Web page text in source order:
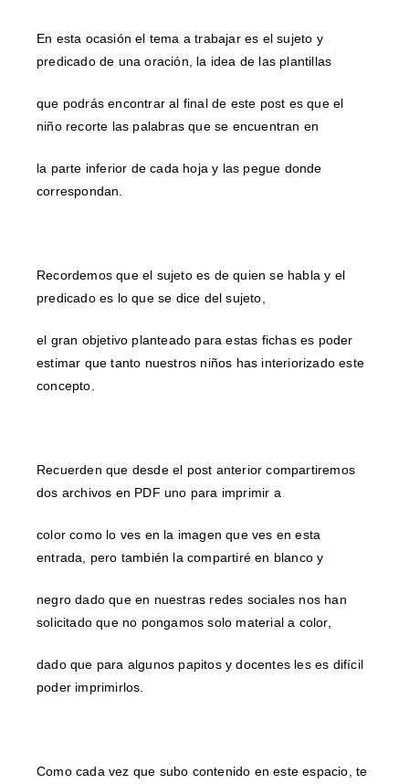
En esta ocasión el tema a trabajar es el sujeto y
predicado de una oración, la idea de las plantillas
que podrás encontrar al final de este post es que el
niño recorte las palabras que se encuentran en
la parte inferior de cada hoja y las pegue donde
correspondan.
Recordemos que el sujeto es de quien se habla y el
predicado es lo que se dice del sujeto,
el gran objetivo planteado para estas fichas es poder
estimar que tanto nuestros niños has interiorizado este
concepto.
Recuerden que desde el post anterior compartiremos
dos archivos en PDF uno para imprimir a
color como lo ves en la imagen que ves en esta
entrada, pero también la compartiré en blanco y
negro dado que en nuestras redes sociales nos han
solicitado que no pongamos solo material a color,
dado que para algunos papitos y docentes les es difícil
poder imprimirlos.
Como cada vez que subo contenido en este espacio, te